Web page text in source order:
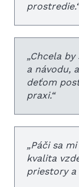
prostredie.“
„Chcela
a návodu,
deťom
praxi.“
„Páči sa
kvalita
priestory a